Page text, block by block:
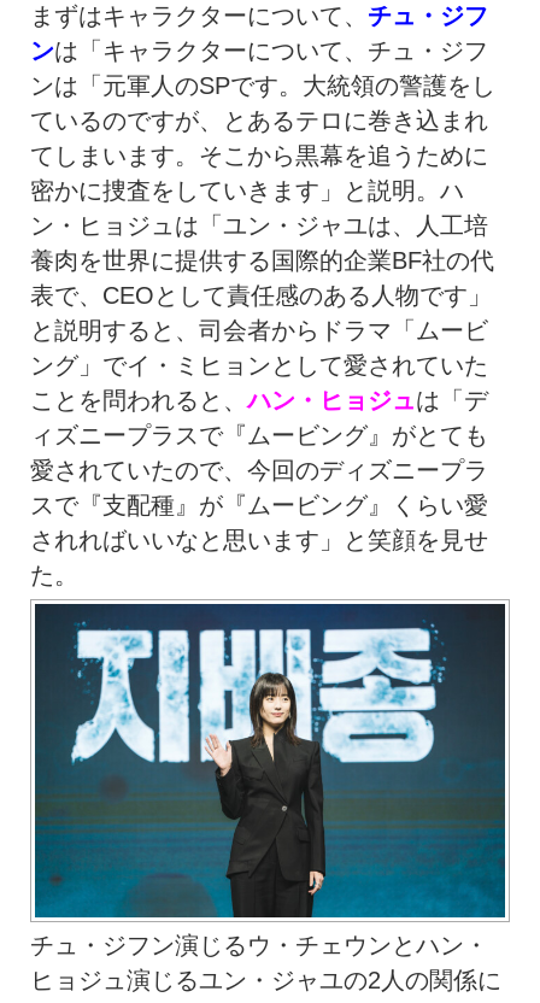
まずはキャラクターについて、 チュ・ジフ
ンは「キャラクターについて、チュ・ジフ
ンは「元軍人のSPです。大統領の警護をし
ているのですが、とあるテロに巻き込まれ
てしまいます。そこから黒幕を追うために
密かに捜査をしていきます」と説明。ハ
ン・ヒョジュは「ユン・ジャユは、人工培
養肉を世界に提供する国際的企業BF社の代
表で、CEOとして責任感のある人物です」
と説明すると、司会者からドラマ「ムービ
ング」でイ・ミヒョンとして愛されていた
ことを問われると、ハン・ヒョジュは「デ
ィズニープラスで『ムービング』がとても
愛されていたので、今回のディズニープラ
スで『支配種』が『ムービング』くらい愛
されればいいなと思います」と笑顔を見せ
た。
チュ・ジフン演じるウ・チェウンとハン・
ヒョジュ演じるユン・ジャユの2人の関係に